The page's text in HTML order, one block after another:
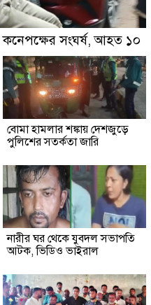
কনেপক্ষের সংঘর্ষ, আহত ১০
বোমা হামলার শঙ্কায় দেশজুড়ে
পুলিশের সতর্কতা জারি
নারীর ঘর থেকে যুবদল সভাপতি
আটক, ভিডিও ভাইরাল